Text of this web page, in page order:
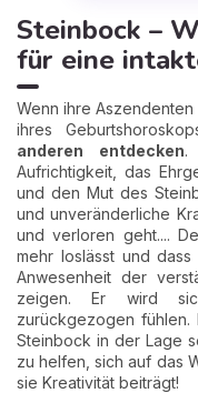
Steinbock –
für eine
Wenn ihre
ihres
anderen entdecken.
Aufrichtigkeit, das
und den Mut des
und unveränderliche
und verloren geht....
mehr loslässt und
Anwesenheit der
zeigen. Er wird
zurückgezogen fühlen.
Steinbock in der Lage
zu helfen, sich auf das
sie Kreativität beiträgt!